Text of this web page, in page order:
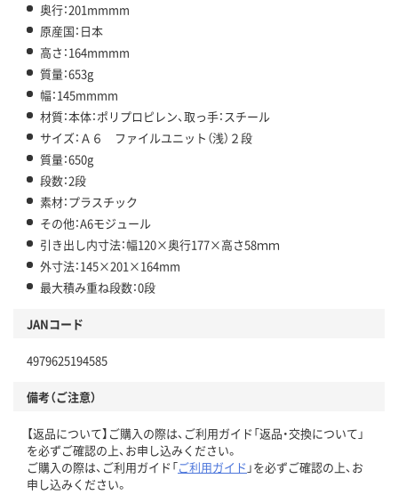
奥行：201mmmm
原産国：日本
高さ：164mmmm
質量：653g
幅：145mmmm
材質：本体：ポリプロピレン、取っ手：スチール
サイズ：Ａ６ ファイルユニット（浅）２段
質量：650g
段数：2段
素材：プラスチック
その他：A6モジュール
引き出し内寸法：幅120×奥行177×高さ58ｍｍ
外寸法：145×201×164mm
最大積み重ね段数：0段
JANコード
4979625194585
備考（ご注意）
【返品について】ご購入の際は、ご利用ガイド「返品・交換について」
を必ずご確認の上、お申し込みください。
ご購入の際は、ご利用ガイド「ご利用ガイド 」を必ずご確認の上、お
申し込みください。